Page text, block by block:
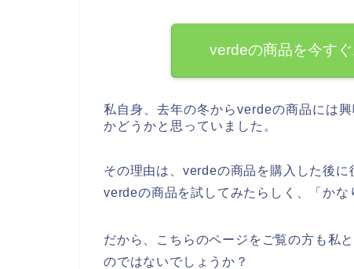
verdeの商品を今す
私自身、去年の冬からverdeの商品には
かどうかと思っていました。
その理由は、verdeの商品を購入した後
verdeの商品を試してみたらしく、「かな
だから、こちらのページをご覧の方も私
のではないでしょうか？